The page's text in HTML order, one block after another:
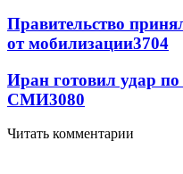
Правительство
от мобилизации3704
Иран готовил удар
СМИ3080
Читать комментарии